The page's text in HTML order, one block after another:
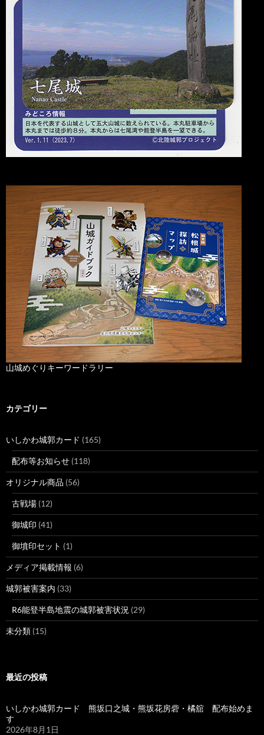
山城めぐりキーワードラリー
カテゴリー
いしかわ城郭カード (165)
配布等お知らせ (118)
オリジナル商品 (56)
古戦場 (12)
御城印 (41)
御墳印セット (1)
メディア掲載情報 (6)
城郭被害案内 (33)
R6能登半島地震の城郭被害状況 (29)
未分類 (15)
最近の投稿
いしかわ城郭カード 熊坂口之城・熊坂花房砦・橘舘 配布始めま
す
2026年8月1日